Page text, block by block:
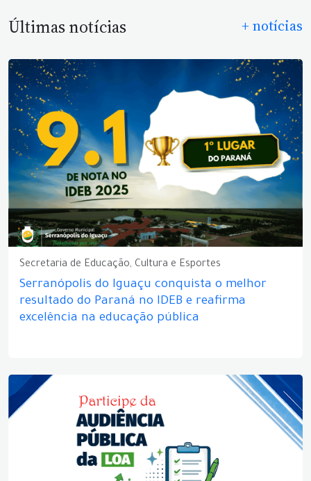
Últimas notícias + notícias
Secretaria de Educação, Cultura e Esportes
Serranópolis do Iguaçu conquista o melhor
resultado do Paraná no IDEB e reafirma
excelência na educação pública